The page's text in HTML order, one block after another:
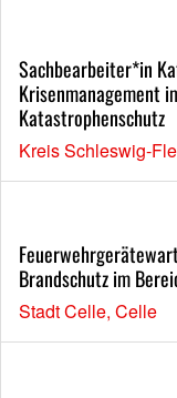
Sachbearbeiter*in
Krisenmanagement
Katastrophenschutz
Kreis Schleswig-
Brandschutz im
Stadt Celle, Celle